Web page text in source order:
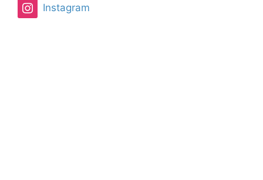
Instagram